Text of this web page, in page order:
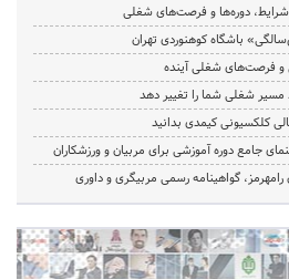
دوره‌ها و فرصت‌های شغلی
باشگاه کوهنوردی تهران
و فرصت‌های شغلی آینده
شغلی شما را تغییر دهد
کلکسیونی کیمدی بدانید
جامع دوره آموزشی برای مربیان و ورزشکاران
گواهینامه رسمی مربیگری و داوری